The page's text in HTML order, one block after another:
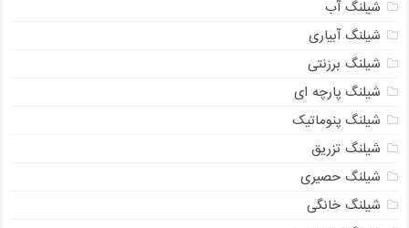
شیلنگ آب
شیلنگ آبیاری
شیلنگ برزنتی
شیلنگ پارچه ای
شیلنگ پنوماتیک
شیلنگ تزریق
شیلنگ حصیری
شیلنگ خانگی